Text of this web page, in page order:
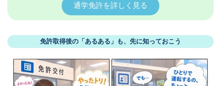
通学免許を詳しく見る
免許取得後の「あるある」も、先に知っておこう